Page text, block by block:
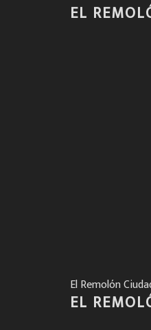
EL
El Remolón
EL